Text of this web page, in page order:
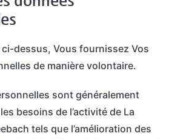
dessus, Vous fournissez Vos
de manière volontaire.
sont généralement
besoins de l’activité de La
tels que l’amélioration des